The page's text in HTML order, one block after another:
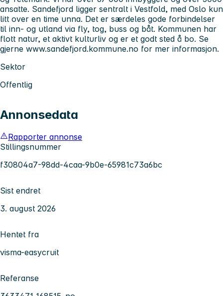
ansatte. Sandefjord ligger sentralt i Vestfold, med Oslo kun
litt over en time unna. Det er særdeles gode forbindelser
til inn- og utland via fly, tog, buss og båt. Kommunen har
flott natur, et aktivt kulturliv og er et godt sted å bo. Se
gjerne www.sandefjord.kommune.no for mer informasjon.
Sektor
Offentlig
Annonsedata
Rapporter annonse
Stillingsnummer
f30804a7-98dd-4caa-9b0e-65981c73a6bc
Sist endret
3. august 2026
Hentet fra
visma-easycruit
Referanse